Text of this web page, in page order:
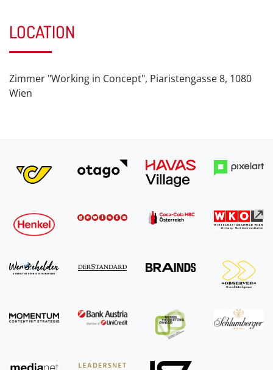
LOCATION
Zimmer "Working in Concept", Piaristengasse 8, 1080
Wien